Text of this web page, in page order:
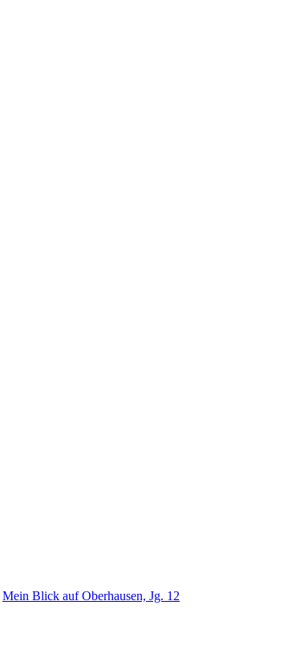
Mein Blick auf Oberhausen, Jg. 12